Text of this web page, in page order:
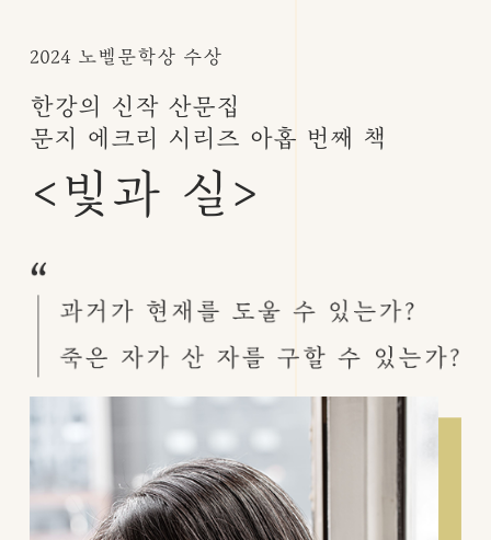
2024 노벨문학상 수상
한강의 신작 산문집
문지 에크리 시리즈 아홉 번째 책
<빛과 실>